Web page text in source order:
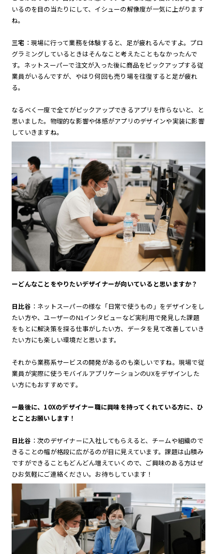
いるのを目の当たりにして、イシューの解像度が一気に上がります
ね。
三宅 ：現場に行って業務を体験すると、足が疲れるんですよ。プロ
グラミングしているときはそんなこと考えたこともなかったんで
す。ネットスーパーで注文が入った後に商品をピックアップする従
業員がいるんですが、やはり何回も売り場を往復すると足が疲れ
る。
なるべく一度で全てがピックアップできるアプリを作らないと、と
思いました。物理的な影響や体感がアプリのデザインや実装に影響
していきますね。
ーどんなことをやりたいデザイナーが向いていると思いますか？
日比谷 ：ネットスーパーの様な「日常で使うもの」をデザインをし
たい方や、ユーザーのN1インタビューなど実利用で発見した課題
をもとに解決策を探る仕事がしたい方、データを見て改善していき
たい方にも楽しい環境だと思います。
それから業務系サービスの開発があるのも楽しいですね。現場で従
業員が実際に使うモバイルアプリケーションのUXをデザインした
い方にもおすすめです。
ー最後に、10Xのデザイナー職に興味を持ってくれている方に、ひ
とことお願いします！
日比谷 ：次のデザイナーに入社してもらえると、チームや組織ので
きることの幅が格段に広がるのが目に見えています。課題は山積み
ですができることもどんどん増えていくので、ご興味のある方はぜ
ひお気軽にご連絡ください。お待ちしています！